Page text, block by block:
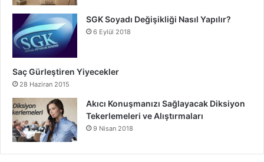
SGK Soyadı Değişikliği Nasıl Yapılır?
6 Eylül 2018
Saç Gürleştiren Yiyecekler
28 Haziran 2015
Akıcı Konuşmanızı Sağlayacak Diksiyon
Tekerlemeleri ve Alıştırmaları
9 Nisan 2018